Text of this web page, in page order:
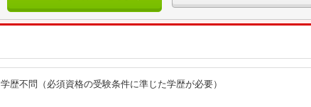
る
学歴不問（必須資格の受験条件に準じた学歴が必要）